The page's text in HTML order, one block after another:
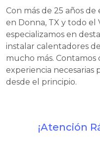
Con más de 25 años
en Donna, TX y todo el
especializamos en
instalar calentadores
mucho más.
experiencia necesarias
desde el principio.
¡Atención